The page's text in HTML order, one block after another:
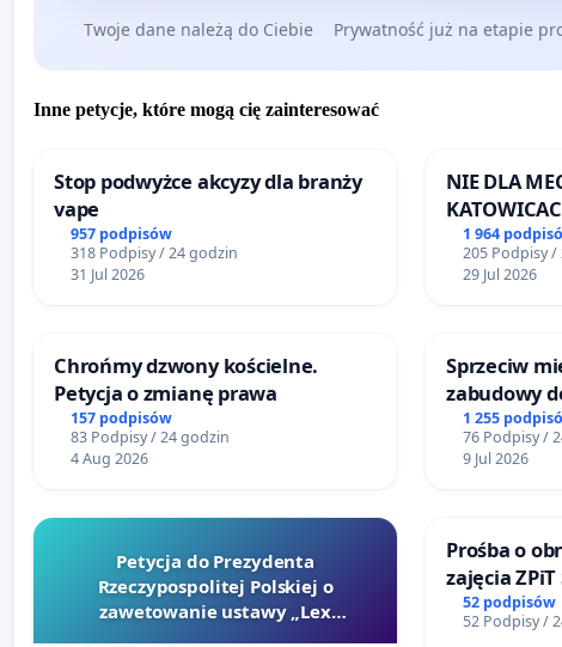
Twoje dane należą do Ciebie Prywatność już na etapie
Inne petycje, które mogą cię zainteresować
Stop podwyżce akcyzy dla branży
vape
957 podpisów
318 Podpisy / 24 godzin
31 Jul 2026
NIE DLA
1 964
205 Podpisy /
29 Jul 2026
Chrońmy dzwony kościelne.
Petycja o zmianę prawa
157 podpisów
83 Podpisy / 24 godzin
4 Aug 2026
Sprzeciw
zabudowy
terenow
Bulwarów
Białej
1 255
76 Podpisy /
9 Jul 2026
Petycja do Prezydenta
Rzeczypospolitej Polskiej o
zawetowanie ustawy „Lex
Prośba o
zajęcia
52 podpisów
52 Podpisy /